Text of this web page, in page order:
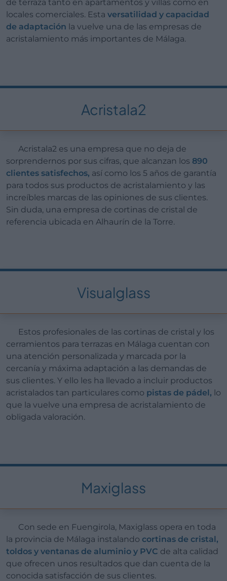
de terraza tanto en apartamentos y villas como en
locales comerciales. Esta versatilidad y capacidad
de adaptación la vuelve una de las empresas de
acristalamiento más importantes de Málaga.
Acristala2
Acristala2 es una empresa que no deja de
sorprendernos por sus cifras, que alcanzan los 890
clientes satisfechos, así como los 5 años de garantía
para todos sus productos de acristalamiento y las
increíbles marcas de las opiniones de sus clientes.
Sin duda, una empresa de cortinas de cristal de
referencia ubicada en Alhaurín de la Torre.
Visualglass
Estos profesionales de las cortinas de cristal y los
cerramientos para terrazas en Málaga cuentan con
una atención personalizada y marcada por la
cercanía y máxima adaptación a las demandas de
sus clientes. Y ello les ha llevado a incluir productos
acristalados tan particulares como pistas de pádel, lo
que la vuelve una empresa de acristalamiento de
obligada valoración.
Maxiglass
Con sede en Fuengirola, Maxiglass opera en toda
la provincia de Málaga instalando cortinas de cristal,
toldos y ventanas de aluminio y PVC de alta calidad
que ofrecen unos resultados que dan cuenta de la
conocida satisfacción de sus clientes.